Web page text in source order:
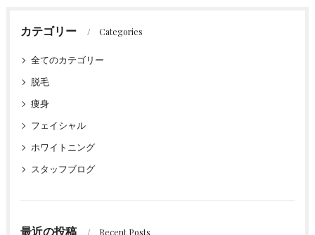
カテゴリー Categories
全てのカテゴリー
脱毛
痩身
フェイシャル
ホワイトニング
スタッフブログ
最近の投稿 Recent Posts